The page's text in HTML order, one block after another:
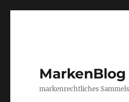
MarkenBlog
markenrechtliches